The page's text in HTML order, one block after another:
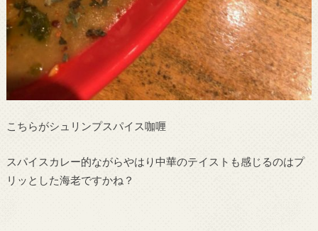
こちらがシュリンプスパイス咖喱
スパイスカレー的ながらやはり中華のテイストも感じるのはプ
リッとした海老ですかね？